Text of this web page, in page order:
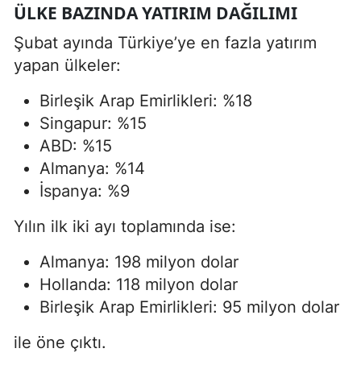
ÜLKE BAZINDA YATIRIM DAĞILIMI
Şubat ayında Türkiye’ye en fazla yatırım
yapan ülkeler:
Birleşik Arap Emirlikleri: %18
Singapur: %15
ABD: %15
Almanya: %14
İspanya: %9
Yılın ilk iki ayı toplamında ise:
Almanya: 198 milyon dolar
Hollanda: 118 milyon dolar
Birleşik Arap Emirlikleri: 95 milyon dolar
ile öne çıktı.